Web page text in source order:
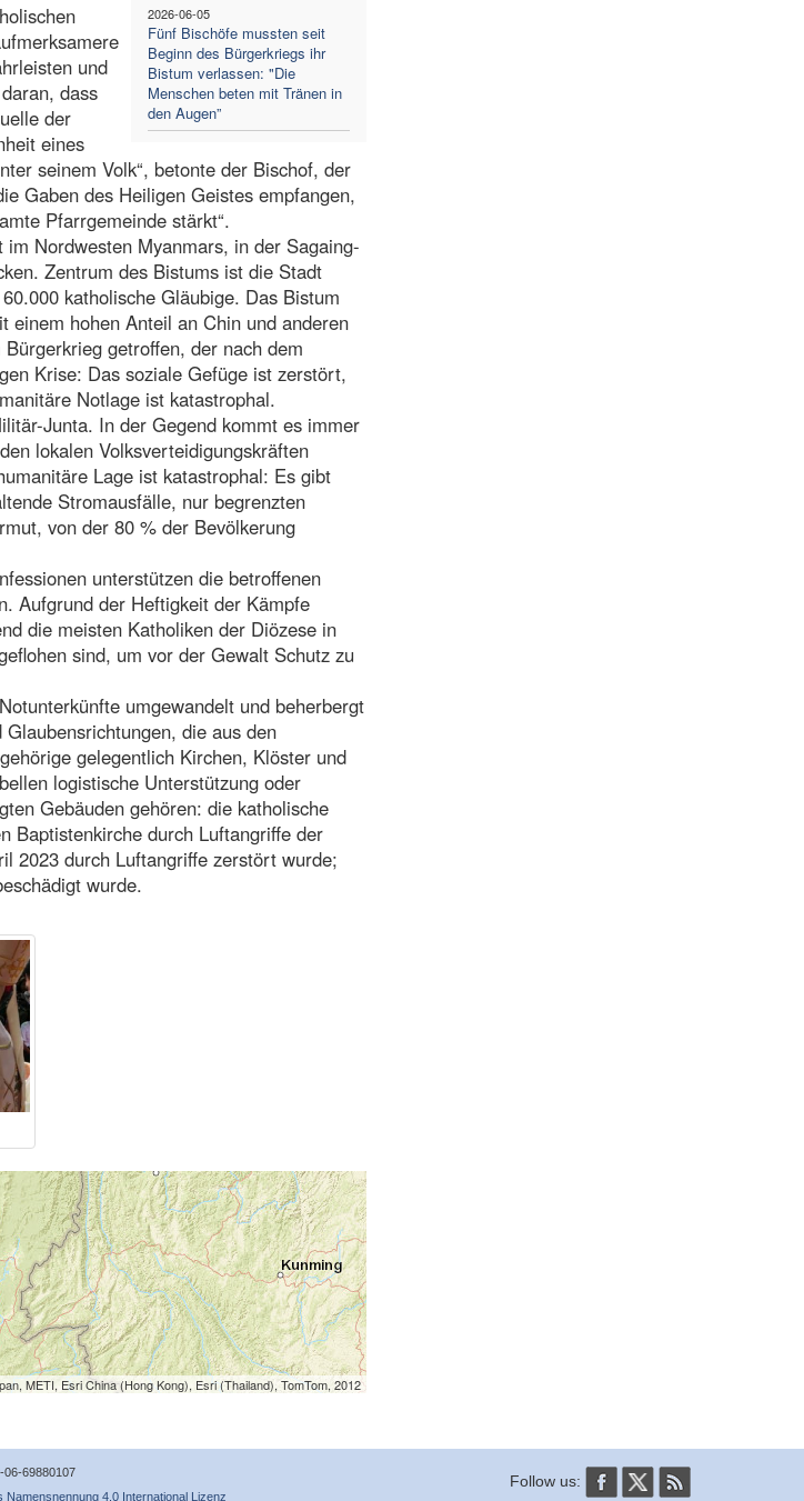
2026-06-05
Fünf Bischöfe mussten seit
Beginn des Bürgerkriegs ihr
Bistum verlassen: "Die
Menschen beten mit Tränen in
den Augen”
und
dass
der
eines
seinem Volk“, betonte der Bischof, der
Gaben des Heiligen Geistes empfangen,
Pfarrgemeinde stärkt“.
Nordwesten Myanmars, in der Sagaing-
Zentrum des Bistums ist die Stadt
katholische Gläubige. Das Bistum
einem hohen Anteil an Chin und anderen
getroffen, der nach dem
Krise: Das soziale Gefüge ist zerstört,
Notlage ist katastrophal.
Junta. In der Gegend kommt es immer
lokalen Volksverteidigungskräften
Lage ist katastrophal: Es gibt
Stromausfälle, nur begrenzten
von der 80 % der Bevölkerung
unterstützen die betroffenen
Aufgrund der Heftigkeit der Kämpfe
die meisten Katholiken der Diözese in
sind, um vor der Gewalt Schutz zu
umgewandelt und beherbergt
die aus den
gelegentlich Kirchen, Klöster und
logistische Unterstützung oder
Gebäuden gehören: die katholische
Baptistenkirche durch Luftangriffe der
2023 durch Luftangriffe zerstört wurde;
wurde.
METI, Esri China (Hong Kong), Esri (Thailand), TomTom, 2012
06-69880107
Namensnennung 4.0 International Lizenz
Follow us: